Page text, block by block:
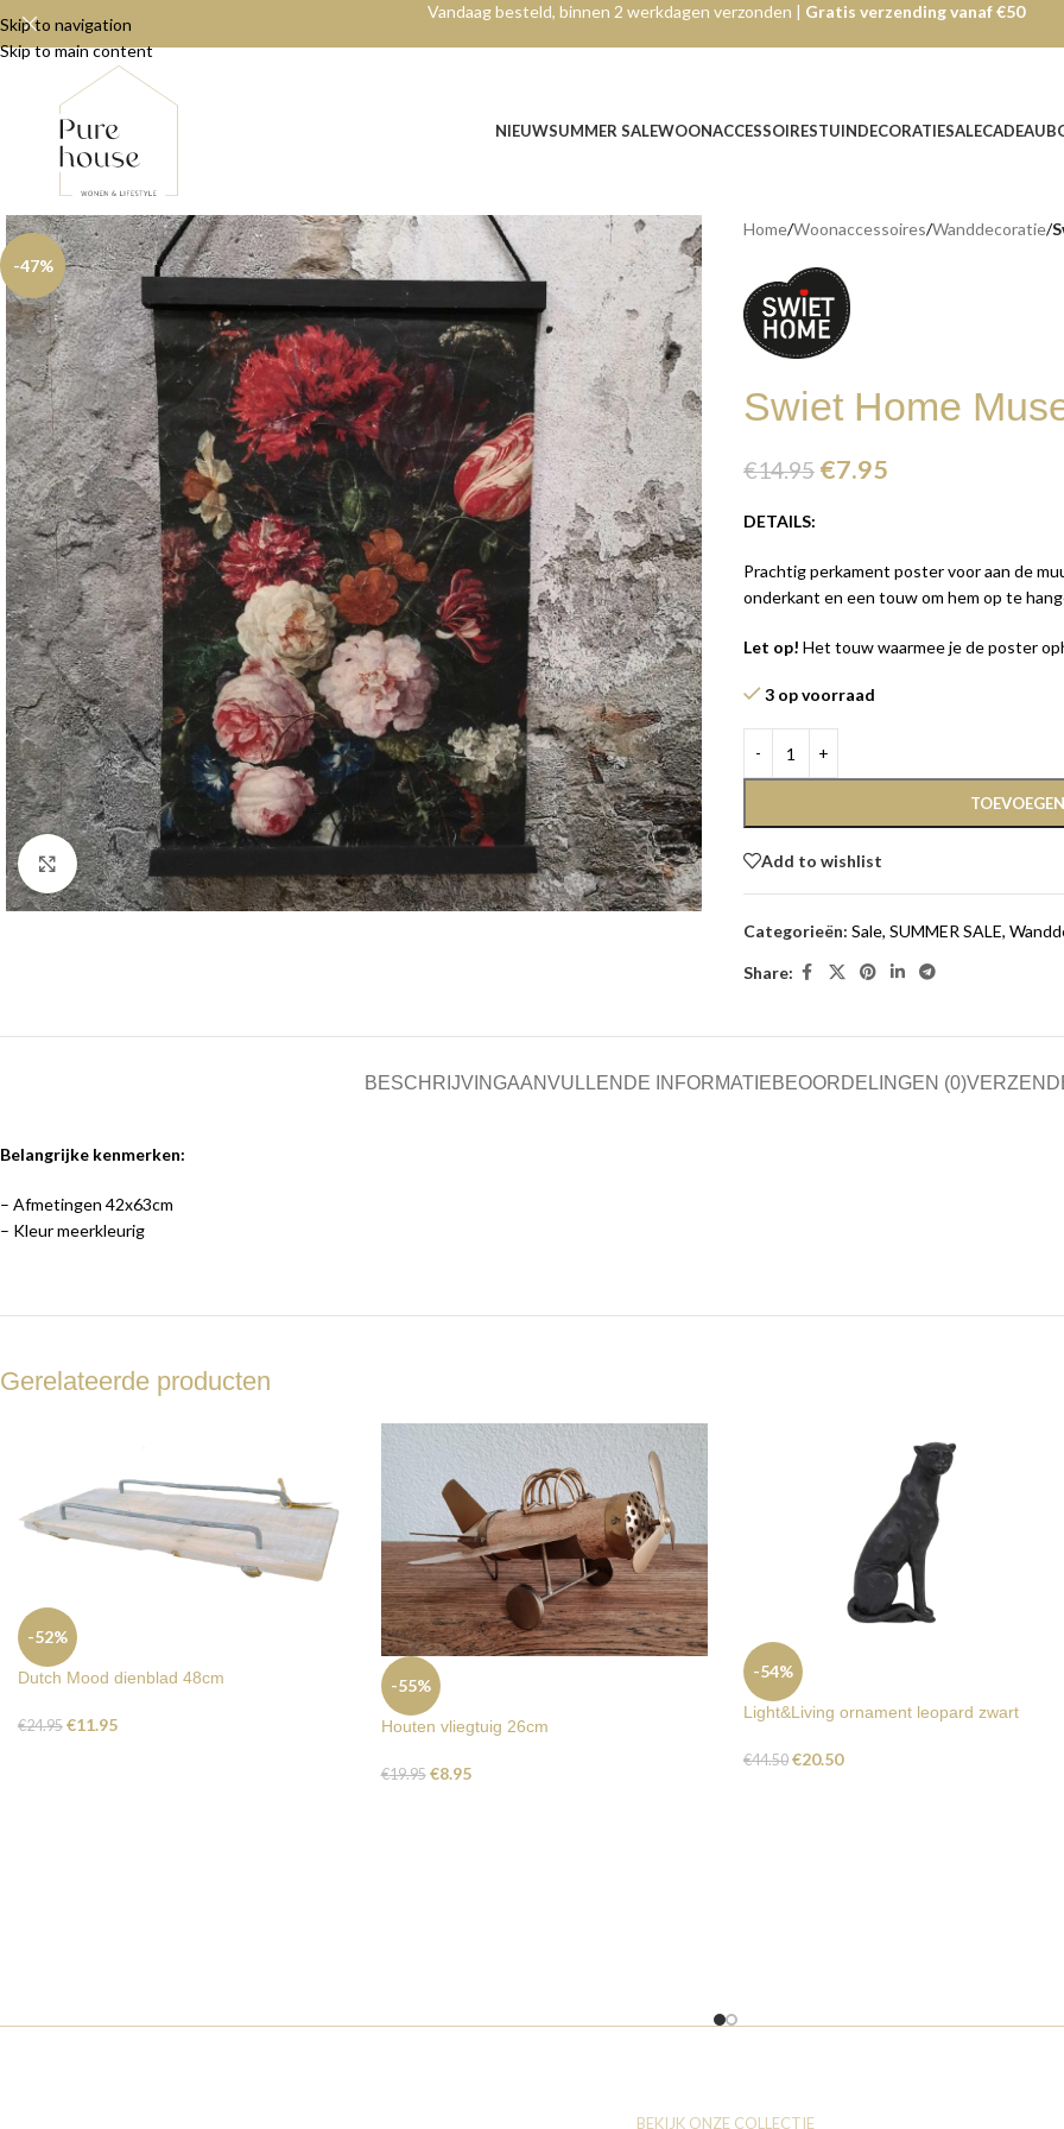
Skip to navigation
Skip to main content
Vandaag besteld, binnen 2 werkdagen verzonden | Gratis verzending vanaf €50
NIEUWSUMMER SALEWOONACCESSOIRESTUINDECORATIESALE
-47%
Click to enlarge
Home/Woonaccessoires/Wanddecoratie/
Swiet Home
€14.95 €7.95
DETAILS:
Prachtig perkament poster voor aan de
onderkant en een touw om hem op te
Let op! Het touw waarmee je de poster
3 op voorraad
Add to wishlist
Categorieën: Sale, SUMMER SALE,
Share:
BESCHRIJVINGAANVULLENDE INFORMATIEBEOORDELINGEN (0)
Belangrijke kenmerken:
– Afmetingen 42x63cm
– Kleur meerkleurig
Gerelateerde producten
-52%
Dutch Mood dienblad 48cm
€24.95 €11.95
-55%
Houten vliegtuig 26cm
€19.95 €8.95
-54%
Light&Living ornament leopard zwart
€44.50 €20.50
BEKIJK ONZE COLLECTIE